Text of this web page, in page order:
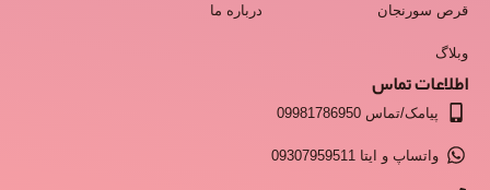
قرص سورنجان
وبلاگ
درباره ما
اطلاعات تماس
پیامک/تماس 09981786950
واتساپ و ایتا 09307959511